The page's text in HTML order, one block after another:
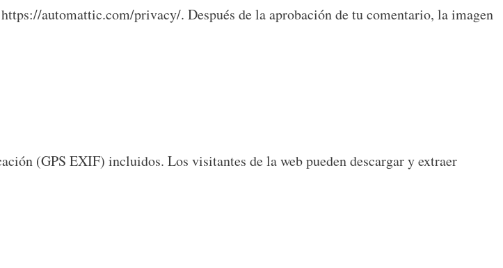
automattic.com/privacy/. Después de la aprobación de tu comentario, la imagen
(GPS EXIF) incluidos. Los visitantes de la web pueden descargar y extraer